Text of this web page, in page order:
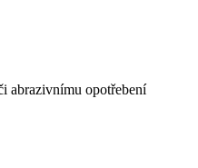
abrazivnímu opotřebení